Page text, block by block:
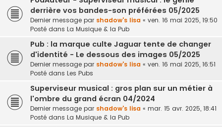
derrière vos bandes-son préférées 05/2025
Dernier message par shadow's lisa « ven. 16 mai 2025, 19:50
Posté dans La Musique & la Pub
Pub : la marque culte Jaguar tente de changer
d'identité - Le dessous des images 05/2025
Dernier message par shadow's lisa « ven. 16 mai 2025, 16:51
Posté dans Les Pubs
Superviseur musical : gros plan sur un métier à
l'ombre du grand écran 04/2024
Dernier message par shadow's lisa « mar. 15 avr. 2025, 18:41
Posté dans La Musique & la Pub